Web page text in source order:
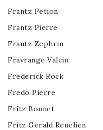
Frantz Petion
Frantz Pierre
Frantz Zephrin
Fravrange Valcin
Frederick Rock
Fredo Pierre
Fritz Bonnet
Fritz Gerald Renelien